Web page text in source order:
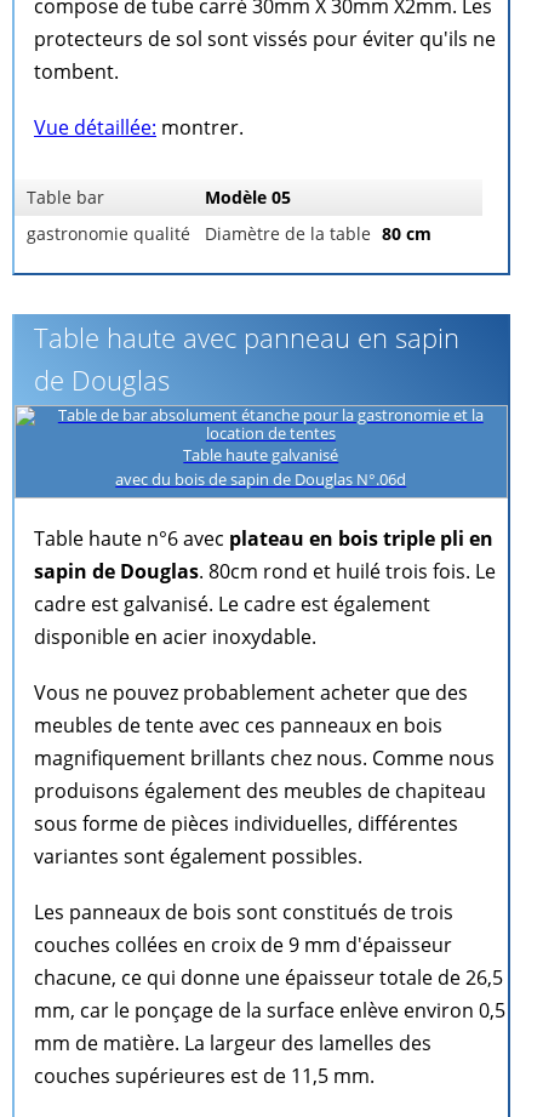
compose de tube carré 30mm X 30mm X2mm. Les
protecteurs de sol sont vissés pour éviter qu'ils ne
tombent.
Vue détaillée: montrer.
Table bar
gastronomie qualité
Modèle 05
Diamètre de la table 80 cm
Table haute avec panneau en sapin
de Douglas
Table haute galvanisé
avec du bois de sapin de Douglas N°.06d
Table haute n°6 avec plateau en bois triple pli en
sapin de Douglas. 80cm rond et huilé trois fois. Le
cadre est galvanisé. Le cadre est également
disponible en acier inoxydable.
Vous ne pouvez probablement acheter que des
meubles de tente avec ces panneaux en bois
magnifiquement brillants chez nous. Comme nous
produisons également des meubles de chapiteau
sous forme de pièces individuelles, différentes
variantes sont également possibles.
Les panneaux de bois sont constitués de trois
couches collées en croix de 9 mm d'épaisseur
chacune, ce qui donne une épaisseur totale de 26,5
mm, car le ponçage de la surface enlève environ 0,5
mm de matière. La largeur des lamelles des
couches supérieures est de 11,5 mm.